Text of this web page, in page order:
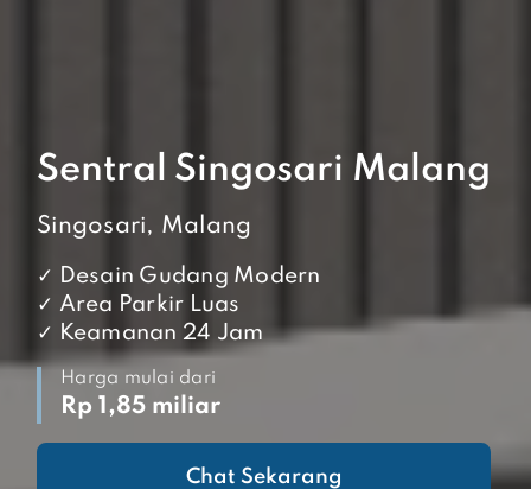
Sentral Singosari Malang
Singosari, Malang
✓ Desain Gudang Modern
✓ Area Parkir Luas
✓ Keamanan 24 Jam
Harga mulai dari
Rp 1,85 miliar
Chat Sekarang